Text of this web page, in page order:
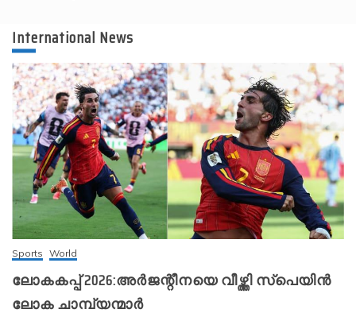
International News
Sports World
ലോകകപ്പ് 2026:അർജന്റീനയെ വീഴ്ത്തി സ്‌പെയിൻ
ലോക ചാമ്പ്യന്മാർ